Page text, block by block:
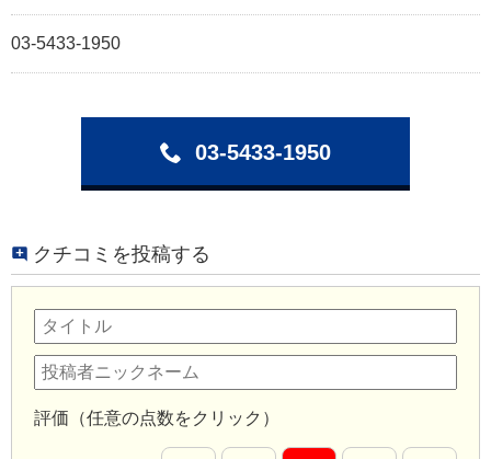
03-5433-1950
03-5433-1950
クチコミを投稿する
評価（任意の点数をクリック）